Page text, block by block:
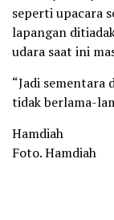
seperti upacara
lapangan
udara saat ini
“Jadi sementara
tidak berlama-
Hamdiah
Foto. Hamdiah